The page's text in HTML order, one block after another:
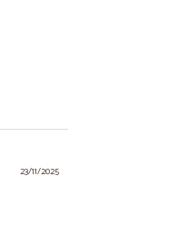
23/11/2025